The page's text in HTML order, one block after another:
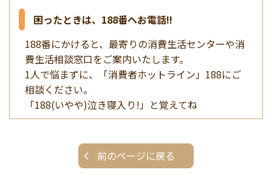
困ったときは、188番へお電話!!
188番にかけると、最寄りの消費生活センターや消
費生活相談窓口をご案内いたします。
1人で悩まずに、「消費者ホットライン」188にご
相談ください。
「188(いやや)泣き寝入り!」と覚えてね
前のページに戻る